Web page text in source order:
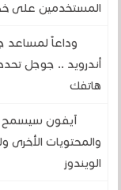
المستخدمين على
أندرويد .. جوجل
هاتفك
آيفون سيسمح
والمحتويات
الويندوز